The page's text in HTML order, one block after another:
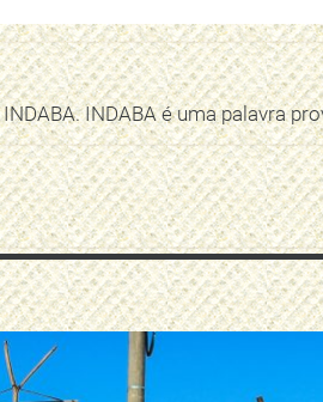
INDABA é uma palavra